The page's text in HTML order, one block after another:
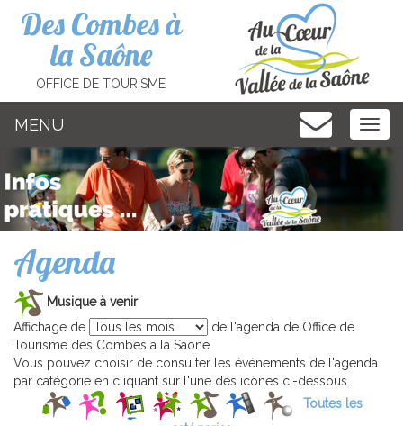
Des Combes à
la Saône
OFFICE DE TOURISME
MENU
Agenda
Musique à venir
Affichage de
de l'agenda de Office de
Tourisme des Combes a la Saone
Vous pouvez choisir de consulter les événements de l'agenda
par catégorie en cliquant sur l'une des icônes ci-dessous.
Toutes les